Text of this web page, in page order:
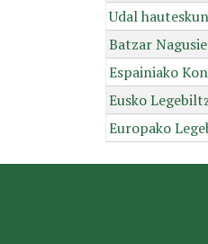
Udal
Batzar
Espainiako
Eusko
Europako